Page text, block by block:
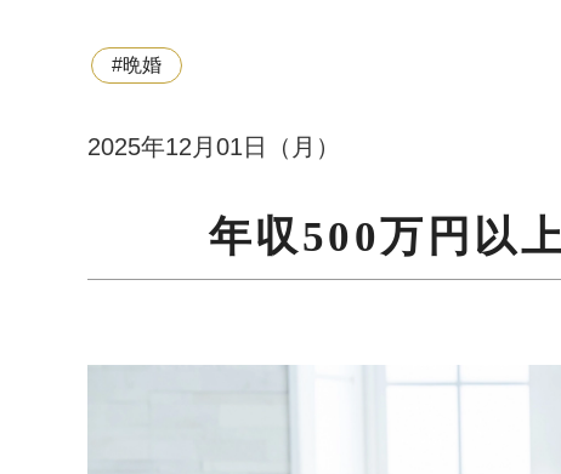
#晩婚
2025年12月01日（月）
年収500万円以